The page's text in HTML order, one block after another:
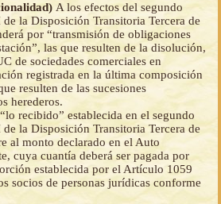
A los efectos del segundo
la Disposición Transitoria Tercera de
por “transmisión de obligaciones
las que resulten de la disolución,
de sociedades comerciales en
registrada en la última composición
resulten de las sucesiones
herederos.
recibido” establecida en el segundo
la Disposición Transitoria Tercera de
al monto declarado en el Auto
cuya cuantía deberá ser pagada por
establecida por el Artículo 1059
socios de personas jurídicas conforme